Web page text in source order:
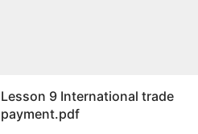
Lesson 9 International trade
payment.pdf